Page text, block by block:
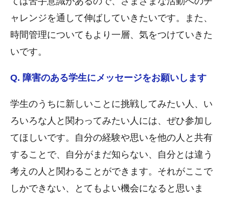
ャレンジを通して伸ばしていきたいです。また、
時間管理についてもより一層、気をつけていきた
いです。
Q. 障害のある学生にメッセージをお願いします
学生のうちに新しいことに挑戦してみたい人、い
ろいろな人と関わってみたい人には、ぜひ参加し
てほしいです。自分の経験や思いを他の人と共有
することで、自分がまだ知らない、自分とは違う
考えの人と関わることができます。それがここで
しかできない、とてもよい機会になると思いま